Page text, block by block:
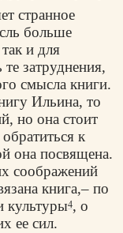
странное
больше
и для
затруднения,
смысла книги.
Ильина, то
но она стоит
к
она посвящена.
соображений
книга,– по
культуры4, о
ее сил.